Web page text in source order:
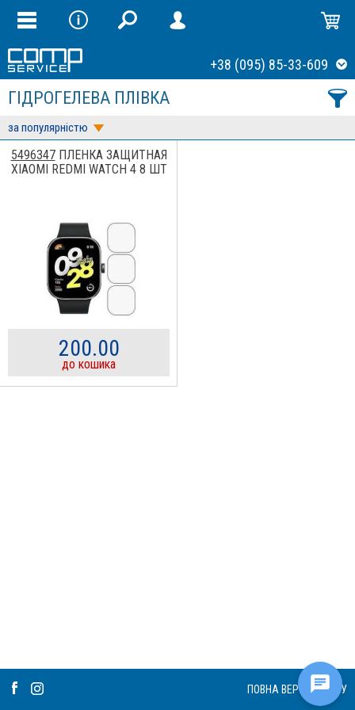
+38 (095) 85-33-609
ГІДРОГЕЛЕВА ПЛІВКА
за популярністю
5496347ПЛЕНКА ЗАЩИТНАЯ
XIAOMI REDMI WATCH 4 8 ШТ
200.00
до кошика
ПОВНА ВЕРСІЯ САЙТУ